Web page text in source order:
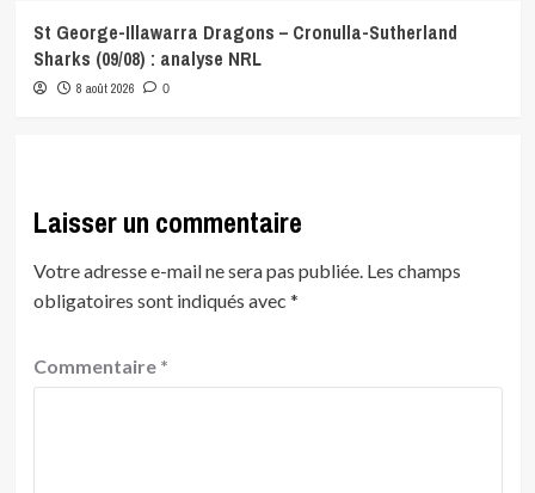
St George-Illawarra Dragons – Cronulla-Sutherland
Sharks (09/08) : analyse NRL
8 août 2026 0
Laisser un commentaire
Votre adresse e-mail ne sera pas publiée. Les champs
obligatoires sont indiqués avec *
Commentaire *